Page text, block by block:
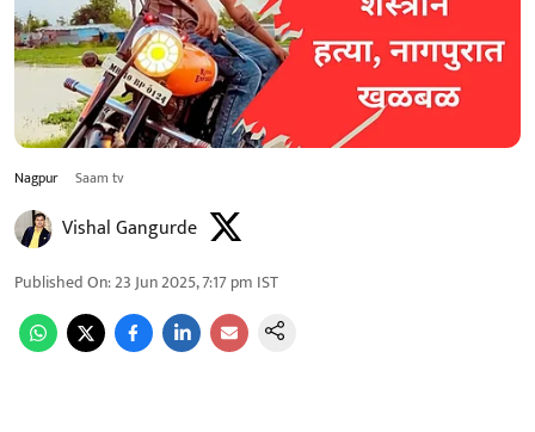
Nagpur Saam tv
Vishal Gangurde
Published On:23 Jun 2025, 7:17 pm IST